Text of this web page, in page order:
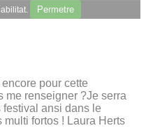
Permetre
pour cette
me renseigner ?Je serra
ansi dans le
fortos ! Laura Herts